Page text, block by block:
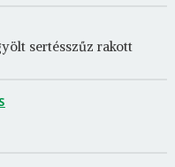
sertésszűz rakott